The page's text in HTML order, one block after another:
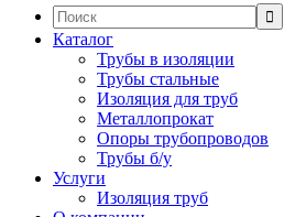
Поиск:
Каталог
Трубы в изоляции
Трубы стальные
Изоляция для труб
Металлопрокат
Опоры трубопроводов
Трубы б/у
Услуги
Изоляция труб